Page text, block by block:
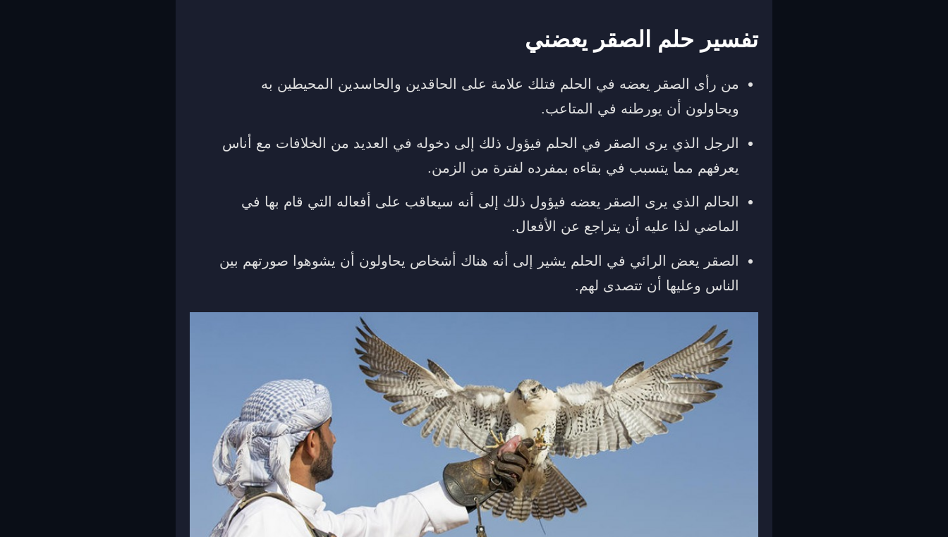
تفسير حلم الصقر يعضني
من رأى الصقر يعضه في الحلم فتلك علامة على الحاقدين والحاسدين المحيطين به
ويحاولون أن يورطنه في المتاعب.
الرجل الذي يرى الصقر في الحلم فيؤول ذلك إلى دخوله في العديد من الخلافات مع أناس
يعرفهم مما يتسبب في بقاءه بمفرده لفترة من الزمن.
الحالم الذي يرى الصقر يعضه فيؤول ذلك إلى أنه سيعاقب على أفعاله التي قام بها في
الماضي لذا عليه أن يتراجع عن الأفعال.
الصقر يعض الرائي في الحلم يشير إلى أنه هناك أشخاص يحاولون أن يشوهوا صورتهم بين
الناس وعليها أن تتصدى لهم.